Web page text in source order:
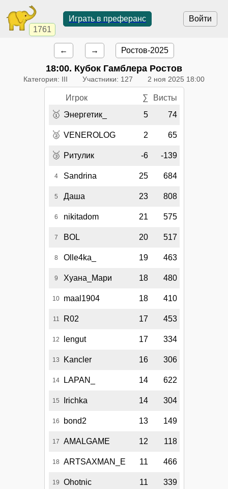
1761
Войти
Играть в преферанс
← → Ростов-2025
18:00. Кубок Гамблера Ростов
Категория: III Участники: 127 2 ноя 2025 18:00
Игрок ∑ Висты
🥇 Энергетик_ 5 74
🥈 VENEROLOG 2 65
🥉 Ритулик -6 -139
4 Sandrina 25 684
5 Даша 23 808
6 nikitadom 21 575
7 BOL 20 517
8 Olle4ka_ 19 463
9 Хуана_Мари 18 480
10 maal1904 18 410
11 R02 17 453
12 lengut 17 334
13 Kancler 16 306
14 LAPAN_ 14 622
15 Irichka 14 304
16 bond2 13 149
17 AMALGAME 12 118
18 ARTSAXMAN_E 11 466
19 Ohotnic 11 339